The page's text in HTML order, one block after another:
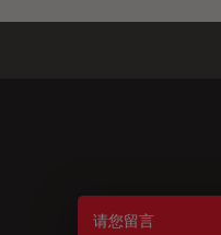
请您留言